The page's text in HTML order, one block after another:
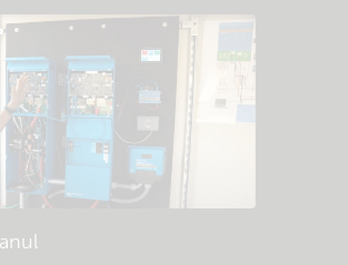
a közösség tudásbázisában
letöltések és dokumentáció